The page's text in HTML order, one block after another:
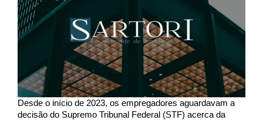
Desde o início de 2023, os empregadores aguardavam a
decisão do Supremo Tribunal Federal (STF) acerca da